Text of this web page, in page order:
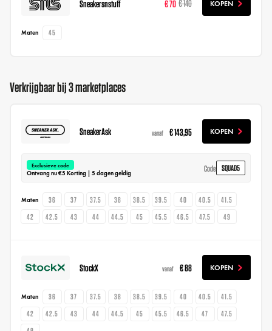
Sneakersnstuff € 70 € 140 KOPEN
Maten 45
Verkrijgbaar bij 3 marketplaces
SneakerAsk vanaf € 143,95 KOPEN
Exclusieve code
Ontvang nu €5 Korting | 5 dagen geldig
Code SQUAD5
Maten 36 37 37.5 38 38.5 39.5 40 40.5
41.5
42
42.5 43 44 44.5 45 45.5 46.5 47.5 49
StockX vanaf € 88 KOPEN
Maten 36 37 37.5 38 38.5 39.5 40 40.5
41.5
42
42.5 43 44 44.5 45 45.5 46.5 47
47.5